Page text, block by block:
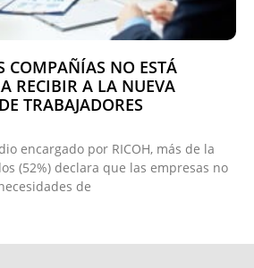
COMPAÑÍAS NO ESTÁ
RECIBIR A LA NUEVA
TRABAJADORES
encargado por RICOH, más de la
(52%) declara que las empresas no
de